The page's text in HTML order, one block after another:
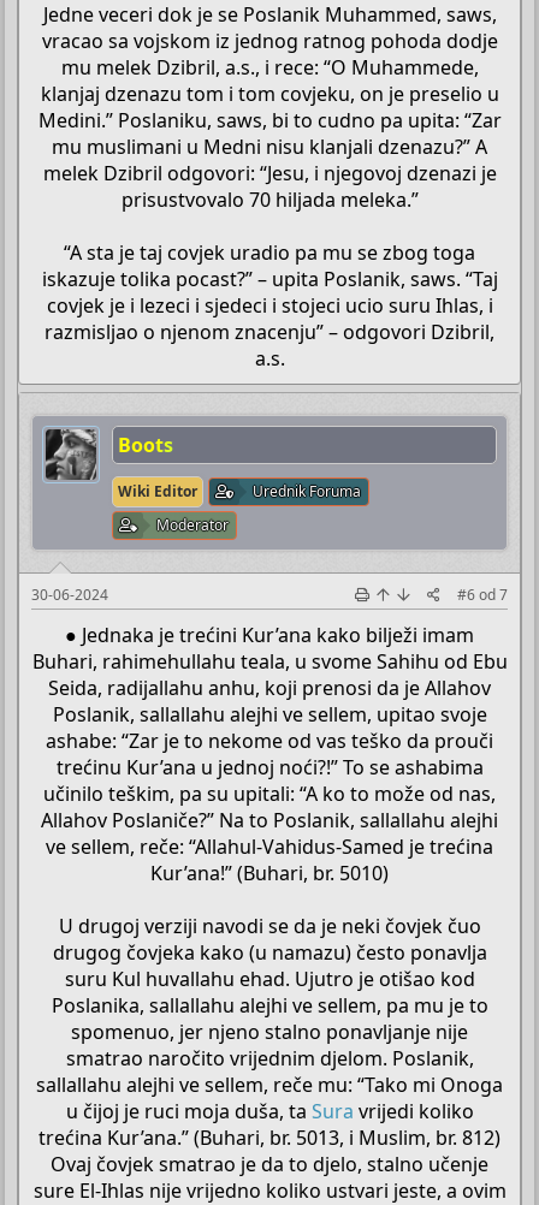
Jedne veceri dok je se Poslanik Muhammed, saws,
vracao sa vojskom iz jednog ratnog pohoda dodje
mu melek Dzibril, a.s., i rece: “O Muhammede,
klanjaj dzenazu tom i tom covjeku, on je preselio u
Medini.” Poslaniku, saws, bi to cudno pa upita: “Zar
mu muslimani u Medni nisu klanjali dzenazu?” A
melek Dzibril odgovori: “Jesu, i njegovoj dzenazi je
prisustvovalo 70 hiljada meleka.”
“A sta je taj covjek uradio pa mu se zbog toga
iskazuje tolika pocast?” – upita Poslanik, saws. “Taj
covjek je i lezeci i sjedeci i stojeci ucio suru Ihlas, i
razmisljao o njenom znacenju” – odgovori Dzibril,
a.s.​
Boots
Wiki Editor
Urednik Foruma
Moderator
30-06-2024 #6od7
● Jednaka je trećini Kur’ana kako bilježi imam
Buhari, rahimehullahu teala, u svome Sahihu od Ebu
Seida, radijallahu anhu, koji prenosi da je Allahov
Poslanik, sallallahu alejhi ve sellem, upitao svoje
ashabe: “Zar je to nekome od vas teško da prouči
trećinu Kur’ana u jednoj noći?!” To se ashabima
učinilo teškim, pa su upitali: “A ko to može od nas,
Allahov Poslaniče?” Na to Poslanik, sallallahu alejhi
ve sellem, reče: “Allahul-Vahidus-Samed je trećina
Kur’ana!” (Buhari, br. 5010)
U drugoj verziji navodi se da je neki čovjek čuo
drugog čovjeka kako (u namazu) često ponavlja
suru Kul huvallahu ehad. Ujutro je otišao kod
Poslanika, sallallahu alejhi ve sellem, pa mu je to
spomenuo, jer njeno stalno ponavljanje nije
smatrao naročito vrijednim djelom. Poslanik,
sallallahu alejhi ve sellem, reče mu: “Tako mi Onoga
u čijoj je ruci moja duša, ta Sura vrijedi koliko
trećina Kur’ana.” (Buhari, br. 5013, i Muslim, br. 812)
Ovaj čovjek smatrao je da to djelo, stalno učenje
sure El-Ihlas nije vrijedno koliko ustvari jeste, a ovim